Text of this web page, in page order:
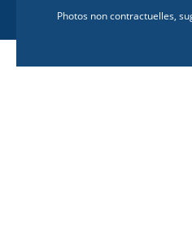
Photos non contractuelles,